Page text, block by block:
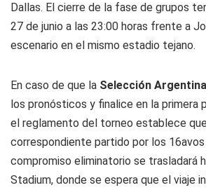
Dallas. El cierre de la fase de grupos
27 de junio a las 23:00 horas frente a
escenario en el mismo estadio tejano.
En caso de que la Selección Argentina
los pronósticos y finalice en la primera
el reglamento del torneo establece
correspondiente partido por los 16avos
compromiso eliminatorio se trasladará
Stadium, donde se espera que el viaje